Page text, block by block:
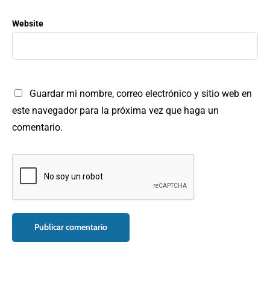
Website
Guardar mi nombre, correo electrónico y sitio web en
este navegador para la próxima vez que haga un
comentario.